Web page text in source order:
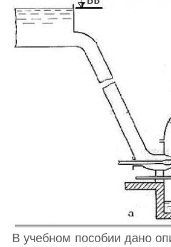
В учебном пособии дано